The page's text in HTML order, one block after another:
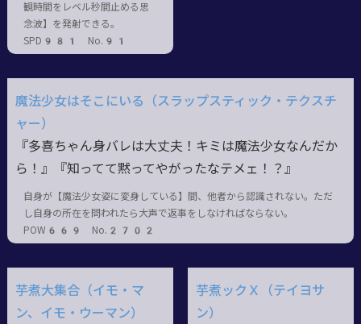
観時間をレベル秒間止める思
念波】を発射できる。
SPD981 No.91
魔法少女はそこにいる（スラップスティック・テクスチ
ャー）
『多喜ちゃん身バレは大丈夫！キミは魔法少女なんだか
ら！』『知ってて黙ってやがったなテメェ！？』
自身が【魔法少女姿に変身している】間、他者から認識されない。ただ
し自身の所在を問われたら大声で返事をしなければならない。
POW669 No.2702
芋煮大集合（イモ・マ
ン、イモ・ウーマン）
芋煮ックＸ（テイヨサ
ン）